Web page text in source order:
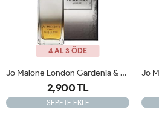
4 AL 3 ÖDE
Jo Malone London Gardenia & Oud Absolu 100 Ml Orıjınal JLT
2,900 TL
SEPETE EKLE